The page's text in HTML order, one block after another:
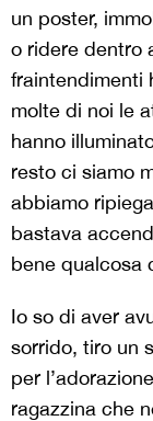
un poster,
o ridere dentro
fraintendimenti
molte di noi le
hanno
resto ci siamo
abbiamo
bastava
bene qualcosa
Io so di aver
sorrido, tiro un
per
ragazzina che